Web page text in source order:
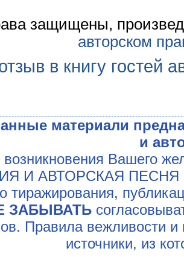
защищены,
авторском
в книгу гостей
материали
и
Вашего
И АВТОРСКАЯ ПЕСНЯ
тиражирования,
ЗАБЫВАТЬ
Правила вежливости и
источники, из